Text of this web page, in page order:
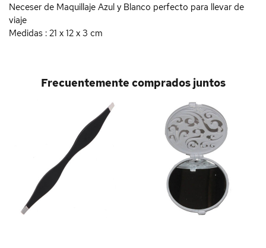
Neceser de Maquillaje Azul y Blanco perfecto para llevar de
viaje
Medidas : 21 x 12 x 3 cm
Frecuentemente comprados juntos